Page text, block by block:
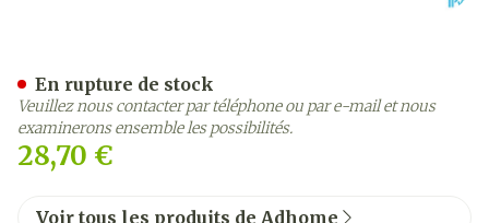
28,70 €
En rupture de stock
Veuillez nous contacter par téléphone ou par e-mail et nous
examinerons ensemble les possibilités.
Voir tous les produits de Adhome